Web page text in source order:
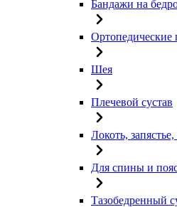
Бандажи на
Шея
Плечевой сустав
Локоть, запястье,
Для спины и
Тазобедренный